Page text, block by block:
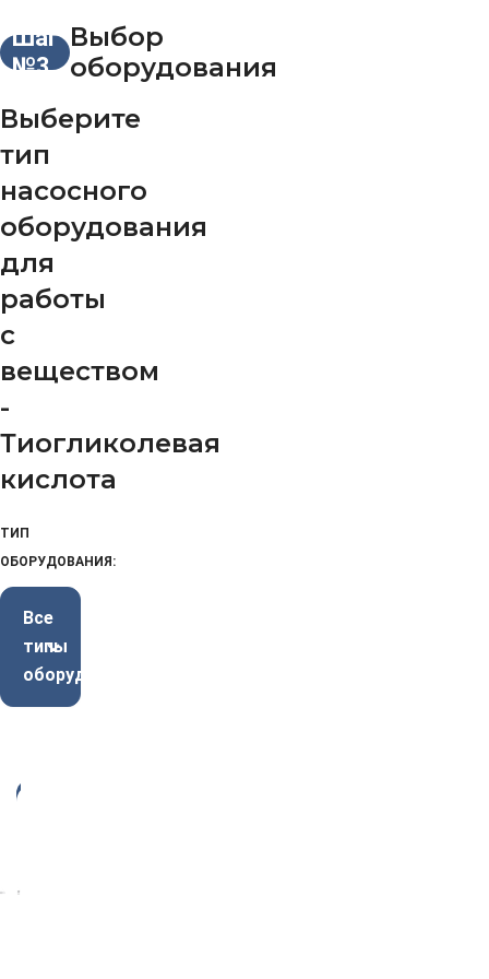
Шаг
№3
Выбор
оборудования
Выберите
тип
насосного
оборудования
для
работы
с
веществом
-
Тиогликолевая
кислота
ТИП
ОБОРУДОВАНИЯ:
Все
типы
оборудования